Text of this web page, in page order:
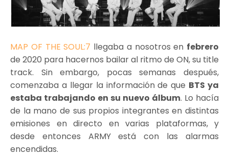
MAP OF THE SOUL:7 llegaba a nosotros en febrero
de 2020 para hacernos bailar al ritmo de ON, su title
track. Sin embargo, pocas semanas después,
comenzaba a llegar la información de que BTS ya
estaba trabajando en su nuevo álbum. Lo hacía
de la mano de sus propios integrantes en distintas
emisiones en directo en varias plataformas, y
desde entonces ARMY está con las alarmas
encendidas.